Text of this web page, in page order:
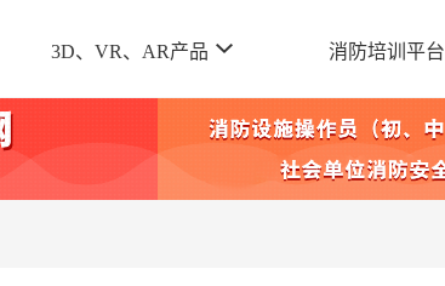
3D、VR、AR产品 消防培训平台